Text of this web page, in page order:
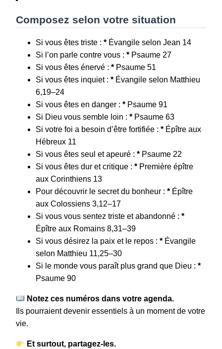
Composez selon votre situation
Si vous êtes triste : * Évangile selon Jean 14
Si l’on parle contre vous : * Psaume 27
Si vous êtes énervé : * Psaume 51
Si vous êtes inquiet : * Évangile selon Matthieu
6,19–24
Si vous êtes en danger : * Psaume 91
Si Dieu vous semble loin : * Psaume 63
Si votre foi a besoin d’être fortifiée : * Épître aux
Hébreux 11
Si vous êtes seul et apeuré : * Psaume 22
Si vous êtes dur et critique : * Première épître
aux Corinthiens 13
Pour découvrir le secret du bonheur : * Épître
aux Colossiens 3,12–17
Si vous vous sentez triste et abandonné : *
Épître aux Romains 8,31–39
Si vous désirez la paix et le repos : * Évangile
selon Matthieu 11,25–30
Si le monde vous paraît plus grand que Dieu : *
Psaume 90
Notez ces numéros dans votre agenda.
Ils pourraient devenir essentiels à un moment de votre
vie.
Et surtout, partagez-les.